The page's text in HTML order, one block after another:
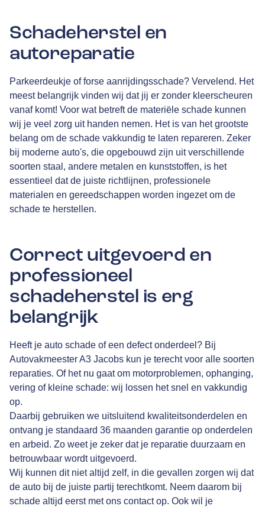
Schadeherstel en
autoreparatie
Parkeerdeukje of forse aanrijdingsschade? Vervelend. Het
meest belangrijk vinden wij dat jij er zonder kleerscheuren
vanaf komt! Voor wat betreft de materiële schade kunnen
wij je veel zorg uit handen nemen. Het is van het grootste
belang om de schade vakkundig te laten repareren. Zeker
bij moderne auto's, die opgebouwd zijn uit verschillende
soorten staal, andere metalen en kunststoffen, is het
essentieel dat de juiste richtlijnen, professionele
materialen en gereedschappen worden ingezet om de
schade te herstellen.
Correct uitgevoerd en
professioneel
schadeherstel is erg
belangrijk
Heeft je auto schade of een defect onderdeel? Bij
Autovakmeester A3 Jacobs kun je terecht voor alle soorten
reparaties. Of het nu gaat om motorproblemen, ophanging,
vering of kleine schade: wij lossen het snel en vakkundig
op.
Daarbij gebruiken we uitsluitend kwaliteitsonderdelen en
ontvang je standaard 36 maanden garantie op onderdelen
en arbeid. Zo weet je zeker dat je reparatie duurzaam en
betrouwbaar wordt uitgevoerd.
Wij kunnen dit niet altijd zelf, in die gevallen zorgen wij dat
de auto bij de juiste partij terechtkomt. Neem daarom bij
schade altijd eerst met ons contact op. Ook wil je